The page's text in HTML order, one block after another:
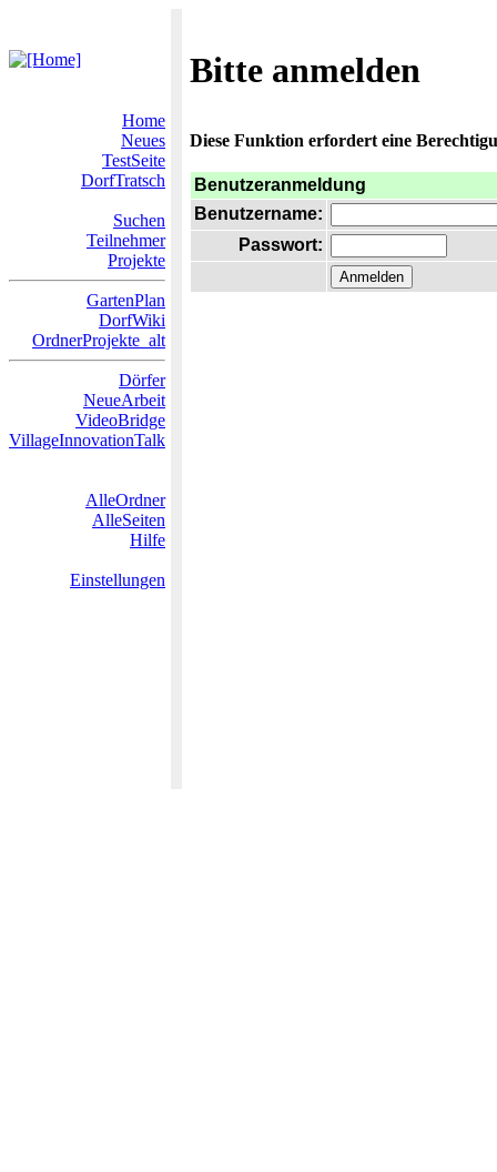
Bitte anmelden
Home
Neues
TestSeite
DorfTratsch
Suchen
Teilnehmer
Projekte
GartenPlan
DorfWiki
OrdnerProjekte_alt
Dörfer
NeueArbeit
VideoBridge
VillageInnovationTalk
AlleOrdner
AlleSeiten
Hilfe
Einstellungen
Diese Funktion erfordert eine
Benutzeranmeldung
Benutzername:
Passwort: